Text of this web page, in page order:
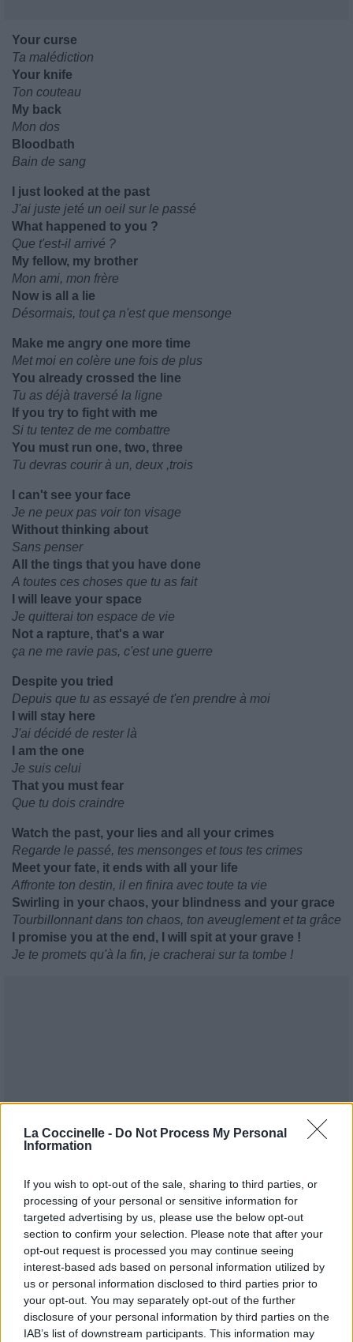
La Coccinelle - Do Not Process My Personal
Information
If you wish to opt-out of the sale, sharing to third parties, or
processing of your personal or sensitive information for
targeted advertising by us, please use the below opt-out
section to confirm your selection. Please note that after your
opt-out request is processed you may continue seeing
interest-based ads based on personal information utilized by
us or personal information disclosed to third parties prior to
your opt-out. You may separately opt-out of the further
disclosure of your personal information by third parties on the
IAB’s list of downstream participants. This information may
Your curse
Ta malédiction
Your knife
Ton couteau
My back
Mon dos
Bloodbath
Bain de sang
I just looked at the past
J'ai juste jeté un oeil sur le passé
What happened to you ?
Que t'est-il arrivé ?
My fellow, my brother
Mon ami, mon frère
Now is all a lie
Désormais, tout ça n'est que mensonge
Make me angry one more time
Met moi en colère une fois de plus
You already crossed the line
Tu as déjà traversé la ligne
If you try to fight with me
Si tu tentez de me combattre
You must run one, two, three
Tu devras courir à un, deux ,trois
I can't see your face
Je ne peux pas voir ton visage
Without thinking about
Sans penser
All the tings that you have done
A toutes ces choses que tu as fait
I will leave your space
Je quitterai ton espace de vie
Not a rapture, that's a war
ça ne me ravie pas, c'est une guerre
Despite you tried
Depuis que tu as essayé de t'en prendre à moi
I will stay here
J'ai décidé de rester là
I am the one
Je suis celui
That you must fear
Que tu dois craindre
Watch the past, your lies and all your crimes
Regarde le passé, tes mensonges et tous tes crimes
Meet your fate, it ends with all your life
Affronte ton destin, il en finira avec toute ta vie
Swirling in your chaos, your blindness and your grace
Tourbillonnant dans ton chaos, ton aveuglement et ta grâce
I promise you at the end, I will spit at your grave !
Je te promets qu'à la fin, je cracherai sur ta tombe !
Publié parTigrex-Feu d'Hiver 93331 4 4 7 le 24 mars
2021 à 6h36.
Chanteurs : Drakum